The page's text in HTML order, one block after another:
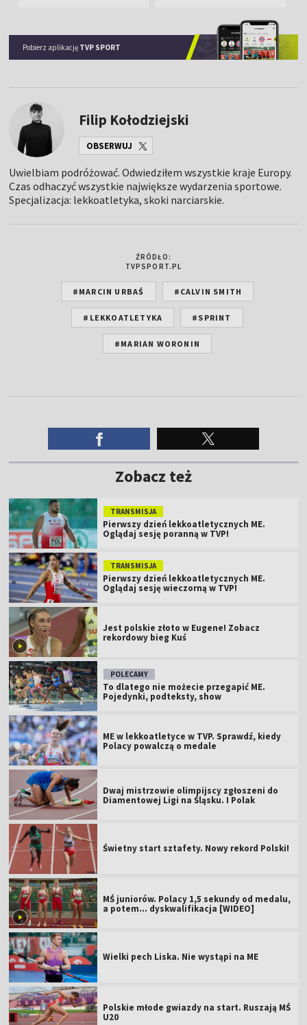
Pobierz aplikację TVP SPORT
Filip Kołodziejski
OBSERWUJ
Uwielbiam podróżować. Odwiedziłem wszystkie kraje Europy.
Czas odhaczyć wszystkie największe wydarzenia sportowe.
Specjalizacja: lekkoatletyka, skoki narciarskie.
ŹRÓDŁO:
TVPSPORT.PL
#MARCIN URBAŚ #CALVIN SMITH
#LEKKOATLETYKA #SPRINT
#MARIAN WORONIN
Zobacz też
TRANSMISJA
Pierwszy dzień lekkoatletycznych ME.
Oglądaj sesję poranną w TVP!
TRANSMISJA
Pierwszy dzień lekkoatletycznych ME.
Oglądaj sesję wieczorną w TVP!
Jest polskie złoto w Eugene! Zobacz
rekordowy bieg Kuś
POLECAMY
To dlatego nie możecie przegapić ME.
Pojedynki, podteksty, show
ME w lekkoatletyce w TVP. Sprawdź, kiedy
Polacy powalczą o medale
Dwaj mistrzowie olimpijscy zgłoszeni do
Diamentowej Ligi na Śląsku. I Polak
Świetny start sztafety. Nowy rekord Polski!
MŚ juniorów. Polacy 1,5 sekundy od medalu,
a potem... dyskwalifikacja [WIDEO]
Wielki pech Liska. Nie wystąpi na ME
Polskie młode gwiazdy na start. Ruszają MŚ
U20